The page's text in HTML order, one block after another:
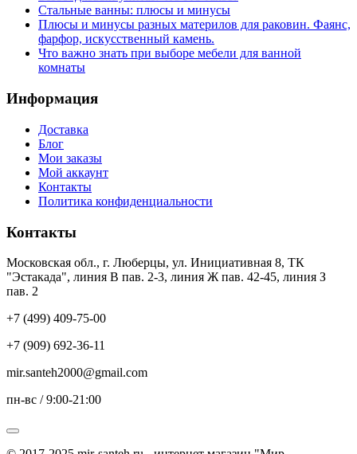
Стальные ванны: плюсы и минусы
Плюсы и минусы разных материлов для раковин. Фаянс,
фарфор, искусственный камень.
Что важно знать при выборе мебели для ванной
комнаты
Информация
Доставка
Блог
Мои заказы
Мой аккаунт
Контакты
Политика конфиденциальности
Контакты
Московская обл., г. Люберцы, ул. Инициативная 8, ТК
"Эстакада", линия В пав. 2-3, линия Ж пав. 42-45, линия З
пав. 2
+7 (499) 409-75-00
+7 (909) 692-36-11
mir.santeh2000@gmail.com
пн-вс / 9:00-21:00